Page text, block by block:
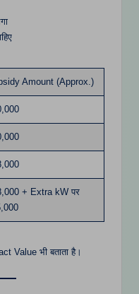
Amount (Approx.)
+ Extra kW पर
Value भी बताता है।